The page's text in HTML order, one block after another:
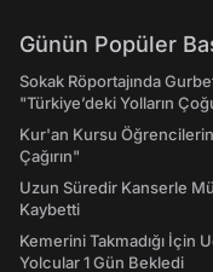
Günün Popüler
Sokak Röportajında
"Türkiye’deki Yolların
Kur'an Kursu
Çağırın"
Uzun Süredir Kanserle
Kaybetti
Kemerini Takmadığı İçin
Yolcular 1 Gün Bekledi